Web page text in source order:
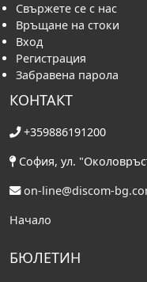
Свържете се с нас
Връщане на стоки
Вход
Регистрация
Забравена парола
КОНТАКТ
+359886191200
София, ул.
on-line@discom-
Начало
БЮЛЕТИН